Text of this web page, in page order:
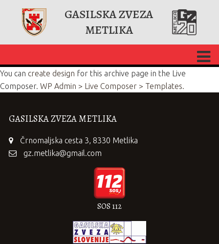
GASILSKA ZVEZA
METLIKA
You can create design for this archive page in the Live
Composer. WP Admin > Live Composer > Templates.
GASILSKA ZVEZA METLIKA
Črnomaljska cesta 3, 8330 Metlika
gz.metlika@gmail.com
SOS 112